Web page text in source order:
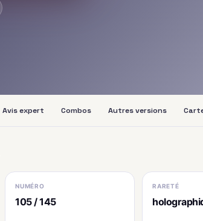
Avis expert Combos Autres versions
NUMÉRO
105 / 145
RARETÉ